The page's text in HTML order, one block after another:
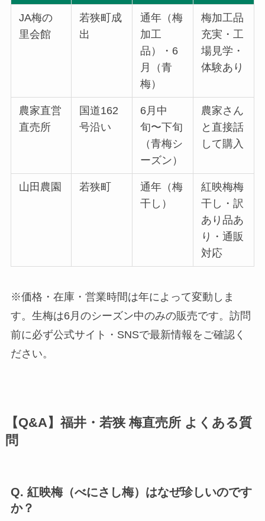
JA梅の
里会館
若狭町成
出
通年（梅
加工
品）・6
月（青
梅）
梅加工品
充実・工
場見学・
体験あり
農家直営
直売所
国道162
号沿い
6月中
旬〜下旬
（青梅シ
ーズン）
農家さん
と直接話
して購入
山田農園 若狭町
通年（梅
干し）
紅映梅梅
干し・訳
あり品あ
り・通販
対応
※価格・在庫・営業時間は年によって変動しま
す。生梅は6月のシーズン中のみの販売です。訪問
前に必ず公式サイト・SNSで最新情報をご確認く
ださい。
【Q&A】福井・若狭 梅直売所 よくある質
問
Q. 紅映梅（べにさし梅）はなぜ珍しいのです
か？